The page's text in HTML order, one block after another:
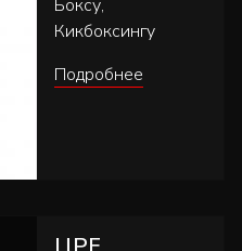
Боксу,
Кикбоксингу
Подробнее